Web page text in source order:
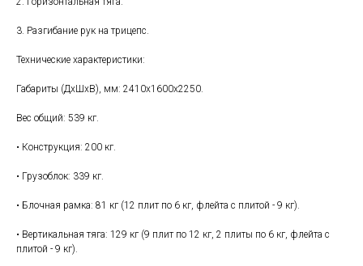
3. Разгибание рук на трицепс.
Технические характеристики:
Габариты (ДхШхВ), мм: 2410х1600х2250.
Вес общий: 539 кг.
• Конструкция: 200 кг.
• Грузоблок: 339 кг.
• Блочная рамка: 81 кг (12 плит по 6 кг, флейта с плитой - 9 кг).
• Вертикальная тяга: 129 кг (9 плит по 12 кг, 2 плиты по 6 кг, флейта с
плитой - 9 кг).